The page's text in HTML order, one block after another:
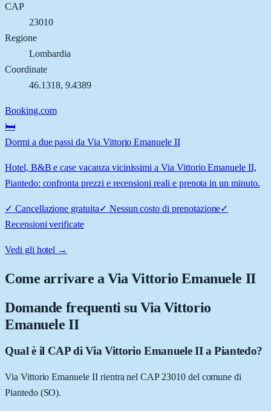
CAP
23010
Regione
Lombardia
Coordinate
46.1318, 9.4389
Booking.com
🛏️
Dormi a due passi da Via Vittorio Emanuele II
Hotel, B&B e case vacanza vicinissimi a Via Vittorio Emanuele II,
Piantedo: confronta prezzi e recensioni reali e prenota in un minuto.
✓ Cancellazione gratuita✓ Nessun costo di prenotazione✓
Recensioni verificate
Vedi gli hotel →
Come arrivare aVia Vittorio Emanuele II
Domande frequenti su Via Vittorio
Emanuele II
Qual è il CAP di Via Vittorio Emanuele II a Piantedo?
Via Vittorio Emanuele II rientra nel CAP 23010 del comune di
Piantedo (SO).